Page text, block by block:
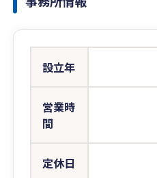
設立年
営業時
間
定休日